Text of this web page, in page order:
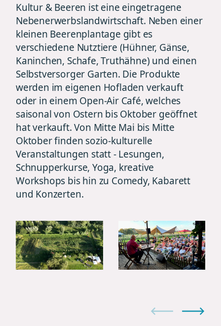
Kultur & Beeren ist eine eingetragene
Nebenerwerbslandwirtschaft. Neben einer
kleinen Beerenplantage gibt es
verschiedene Nutztiere (Hühner, Gänse,
Kaninchen, Schafe, Truthähne) und einen
Selbstversorger Garten. Die Produkte
werden im eigenen Hofladen verkauft
oder in einem Open-Air Café, welches
saisonal von Ostern bis Oktober geöffnet
hat verkauft. Von Mitte Mai bis Mitte
Oktober finden sozio-kulturelle
Veranstaltungen statt - Lesungen,
Schnupperkurse, Yoga, kreative
Workshops bis hin zu Comedy, Kabarett
und Konzerten.